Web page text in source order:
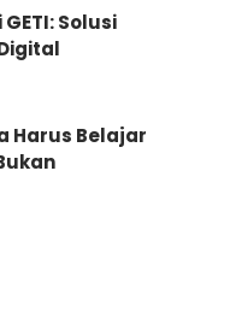
Solusi
Harus Belajar